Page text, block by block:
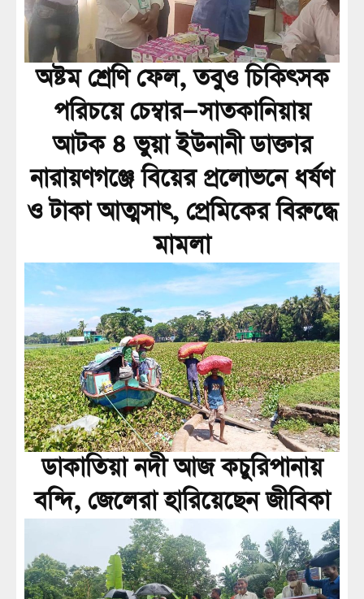
অষ্টম শ্রেণি ফেল, তবুও চিকিৎসক
পরিচয়ে চেম্বার—সাতকানিয়ায়
আটক ৪ ভুয়া ইউনানী ডাক্তার
নারায়ণগঞ্জে বিয়ের প্রলোভনে ধর্ষণ
ও টাকা আত্মসাৎ, প্রেমিকের বিরুদ্ধে
মামলা
ডাকাতিয়া নদী আজ কচুরিপানায়
বন্দি, জেলেরা হারিয়েছেন জীবিকা